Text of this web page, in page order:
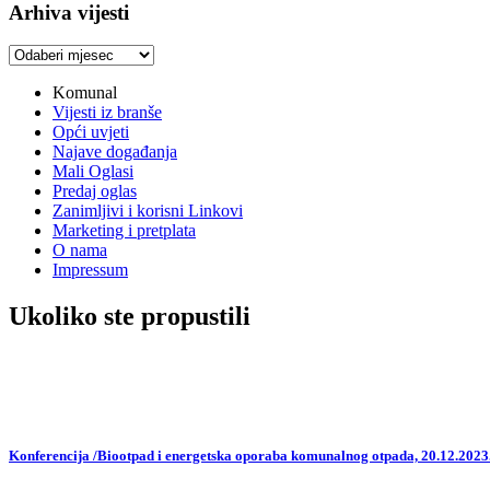
Arhiva vijesti
Arhiva
Komunal
Vijesti iz branše
Opći uvjeti
Najave događanja
Mali Oglasi
Predaj oglas
Zanimljivi i korisni Linkovi
Marketing i pretplata
O nama
Impressum
Ukoliko ste propustili
Konferencija /Biootpad i energetska oporaba komunalnog otpada,